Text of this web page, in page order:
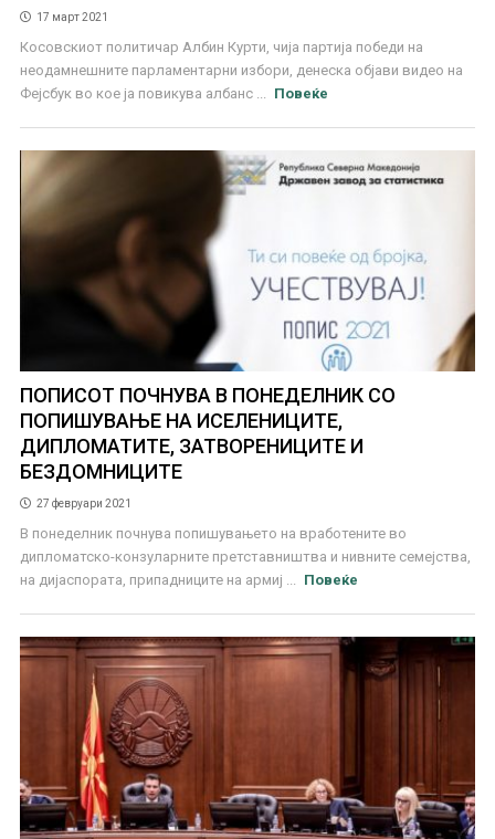
17 март 2021
Косовскиот политичар Албин Курти, чија партија победи на
неодамнешните парламентарни избори, денеска објави видео на
Фејсбук во кое ја повикува албанс ...
Повеќе
ПОПИСОТ ПОЧНУВА В ПОНЕДЕЛНИК СО
ПОПИШУВАЊЕ НА ИСЕЛЕНИЦИТЕ,
ДИПЛОМАТИТЕ, ЗАТВОРЕНИЦИТЕ И
БЕЗДОМНИЦИТЕ
27 февруари 2021
В понеделник почнува попишувањето на вработените во
дипломатско-конзуларните претставништва и нивните семејства,
на дијаспората, припадниците на армиј ...
Повеќе